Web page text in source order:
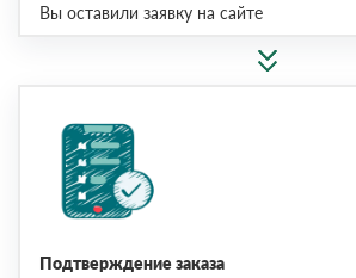
Вы оставили заявку на сайте
Подтверждение заказа